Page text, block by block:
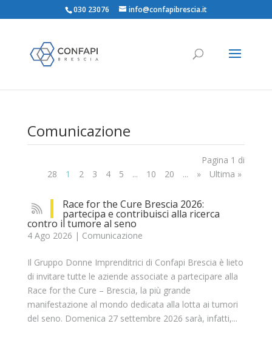
030 23076 info@confapibrescia.it
Comunicazione
Pagina 1 di
28
1 2 3 4 5 ... 10 20 ... » Ultima »
Race for the Cure Brescia 2026:
partecipa e contribuisci alla ricerca
contro il tumore al seno
4 Ago 2026 | Comunicazione
Il Gruppo Donne Imprenditrici di Confapi Brescia è lieto
di invitare tutte le aziende associate a partecipare alla
Race for the Cure – Brescia, la più grande
manifestazione al mondo dedicata alla lotta ai tumori
del seno. Domenica 27 settembre 2026 sarà, infatti,...